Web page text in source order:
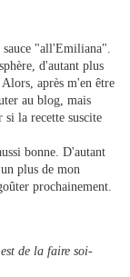
sauce "all'Emiliana".
d'autant plus
après m'en être
au blog, mais
si la recette suscite
bonne. D'autant
plus de mon
prochainement.
de la faire soi-